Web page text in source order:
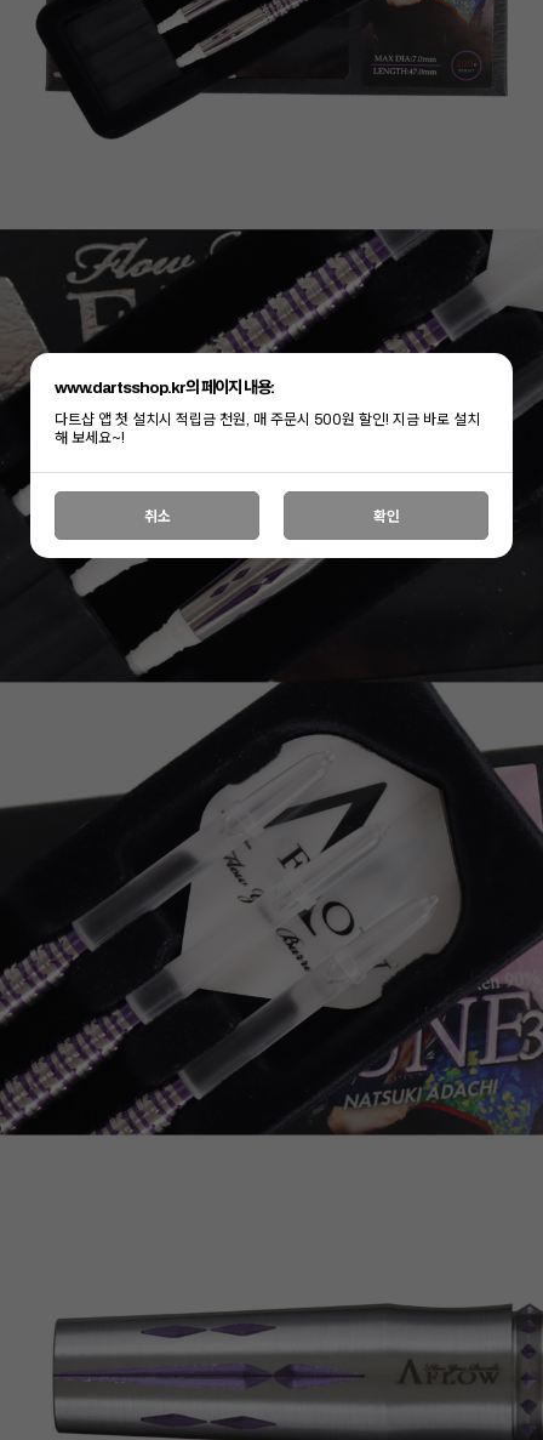
www.dartsshop.kr의 페이지 내용:
다트샵 앱 첫 설치시 적립금 천원, 매 주문시 500원 할인! 지금 바로 설치
해 보세요~!
취소 확인